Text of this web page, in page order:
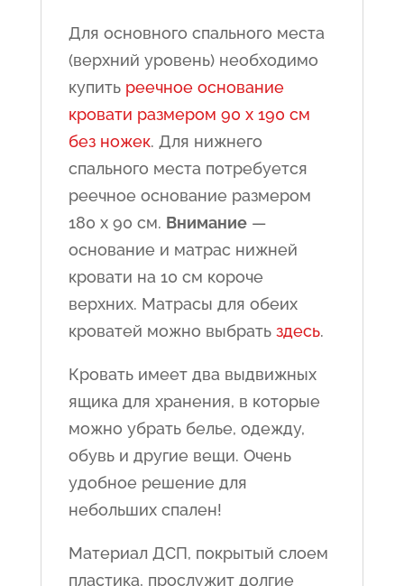
Для основного спального места
(верхний уровень) необходимо
купить реечное основание
кровати размером 90 x 190 см
без ножек. Для нижнего
спального места потребуется
реечное основание размером
180 x 90 см. Внимание—
основание и матрас нижней
кровати на 10 см короче
верхних. Матрасы для обеих
кроватей можно выбрать здесь.
Кровать имеет два выдвижных
ящика для хранения, в которые
можно убрать белье, одежду,
обувь и другие вещи. Очень
удобное решение для
небольших спален!
Материал ДСП, покрытый слоем
пластика, прослужит долгие